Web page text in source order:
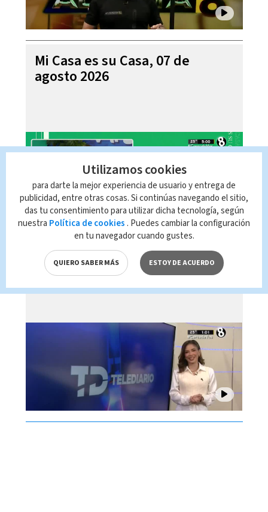
Mi Casa es su Casa, 07 de
agosto 2026
Telediario En Directo con Paula
Brenes, 07 de agosto 2026
Utilizamos cookies
para darte la mejor experiencia de usuario y entrega de
publicidad, entre otras cosas. Si continúas navegando el sitio,
das tu consentimiento para utilizar dicha tecnología, según
nuestra Política de cookies . Puedes cambiar la configuración
en tu navegador cuando gustes.
QUIERO SABER MÁS ESTOY DE ACUERDO